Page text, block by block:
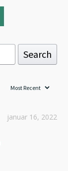
Search
januar 16, 2022